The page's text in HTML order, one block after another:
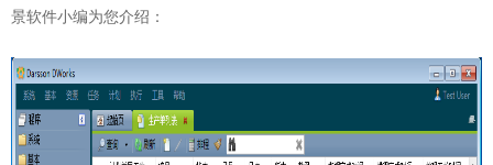
景软件小编为您介绍：